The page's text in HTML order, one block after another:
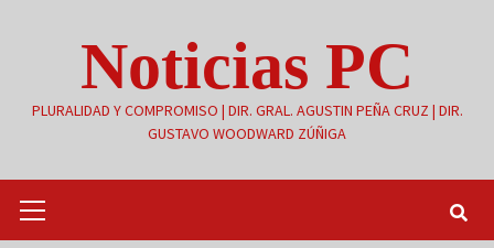
Noticias PC
PLURALIDAD Y COMPROMISO | DIR. GRAL. AGUSTIN PEÑA CRUZ | DIR.
GUSTAVO WOODWARD ZÚÑIGA
primario